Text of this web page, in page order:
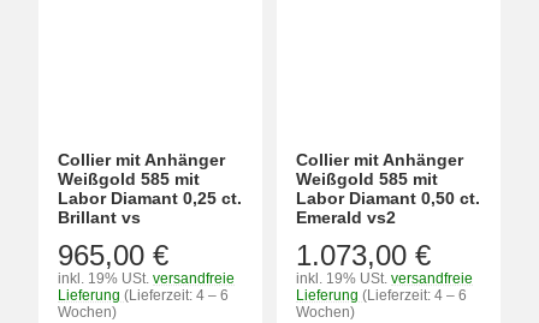
Collier mit Anhänger
Weißgold 585 mit
Labor Diamant 0,25 ct.
Brillant vs
965,00 €
inkl. 19% USt. versandfreie
Lieferung (Lieferzeit: 4 – 6
Wochen)
Collier mit Anhänger
Weißgold 585 mit
Labor Diamant 0,50 ct.
Emerald vs2
1.073,00 €
inkl. 19% USt. versandfreie
Lieferung (Lieferzeit: 4 – 6
Wochen)